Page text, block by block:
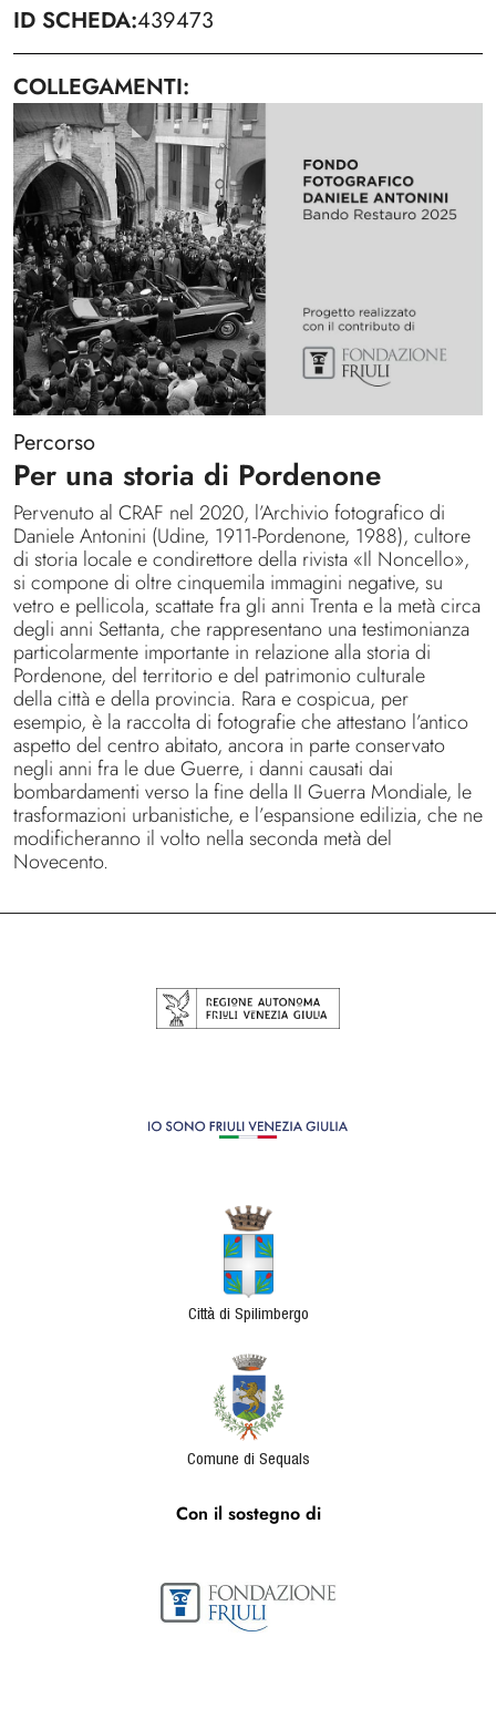
ID SCHEDA 439473
COLLEGAMENTI
Percorso
Per una storia di Pordenone
Pervenuto al CRAF nel 2020, l’Archivio fotografico di
Daniele Antonini (Udine, 1911-Pordenone, 1988), cultore
di storia locale e condirettore della rivista «Il Noncello»,
si compone di oltre cinquemila immagini negative, su
vetro e pellicola, scattate fra gli anni Trenta e la metà circa
degli anni Settanta, che rappresentano una testimonianza
particolarmente importante in relazione alla storia di
Pordenone, del territorio e del patrimonio culturale
della città e della provincia. Rara e cospicua, per
esempio, è la raccolta di fotografie che attestano l’antico
aspetto del centro abitato, ancora in parte conservato
negli anni fra le due Guerre, i danni causati dai
bombardamenti verso la fine della II Guerra Mondiale, le
trasformazioni urbanistiche, e l’espansione edilizia, che ne
modificheranno il volto nella seconda metà del
Novecento.
Città di Spilimbergo
Comune di Sequals
Con il sostegno di